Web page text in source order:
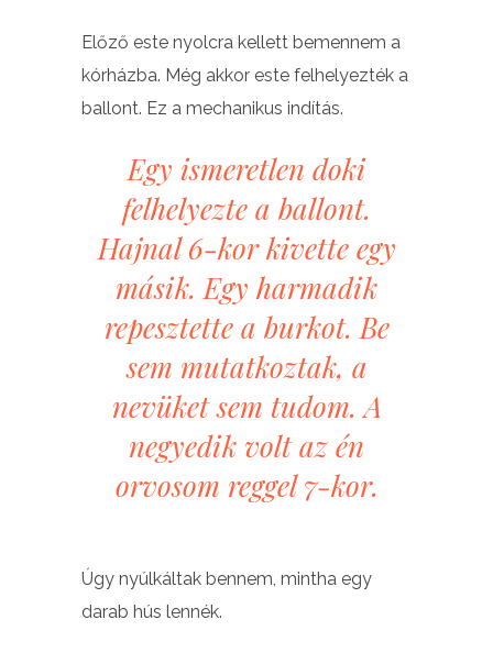
Előző este nyolcra kellett bemennem a
kórházba. Még akkor este felhelyezték a
ballont. Ez a mechanikus indítás.
Egy ismeretlen doki
felhelyezte a ballont.
Hajnal 6-kor kivette egy
másik. Egy harmadik
repesztette a burkot. Be
sem mutatkoztak, a
nevüket sem tudom. A
negyedik volt az én
orvosom reggel 7-kor.
Úgy nyúlkáltak bennem, mintha egy
darab hús lennék.